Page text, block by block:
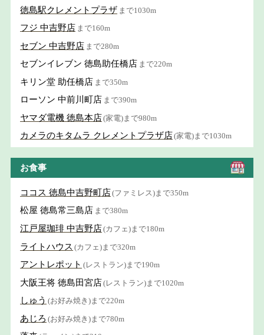
徳島駅クレメントプラザ まで1030m
フジ 中吉野店 まで160m
セブン 中吉野店 まで280m
セブンイレブン 徳島助任橋店 まで220m
キリン堂 助任橋店 まで350m
ローソン 中前川町店 まで390m
ヤマダ電機 徳島本店(家電)まで980m
カメラのキタムラ クレメントプラザ店(家電)まで1030m
お食事
ココス 徳島中吉野町店(ファミレス)まで350m
松屋 徳島常三島店 まで380m
江戸屋珈琲 中吉野店(カフェ)まで180m
ライトハウス (カフェ)まで320m
アントレポット (レストラン)まで190m
大阪王将 徳島田宮店(レストラン)まで1020m
しゅう (お好み焼き)まで220m
あじろ (お好み焼き)まで780m